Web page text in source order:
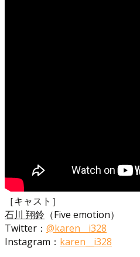
［キャスト］
石川 翔鈴 （Five emotion）
Twitter： @karen__i328
Instagram： karen__i328